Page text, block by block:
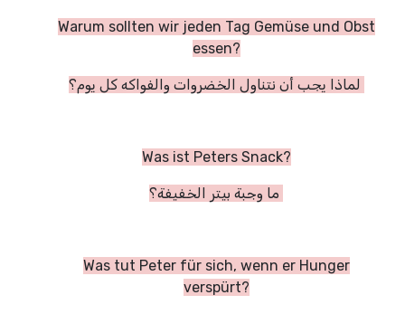
Warum sollten wir jeden Tag Gemüse und Obst
essen?
Was ist Peters Snack?
Was tut Peter für sich, wenn er Hunger
verspürt?